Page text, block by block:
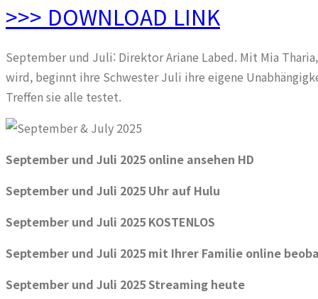
>>> DOWNLOAD LINK
September und Juli: Direktor Ariane Labed. Mit Mia
wird, beginnt ihre Schwester Juli ihre eigene
Treffen sie alle testet.
September und Juli 2025 online ansehen HD
September und Juli 2025 Uhr auf Hulu
September und Juli 2025 KOSTENLOS
September und Juli 2025 mit Ihrer Familie online
September und Juli 2025 Streaming heute